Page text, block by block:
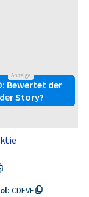
Anzeige
Bewertet der
Story?
CDEVF